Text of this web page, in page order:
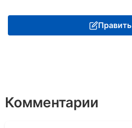
Править
Комментарии